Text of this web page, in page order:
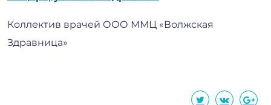
Коллектив врачей ООО ММЦ «Волжская
Здравница»